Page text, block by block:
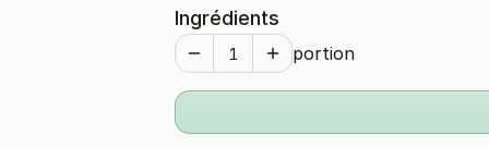
Ingrédients
portion